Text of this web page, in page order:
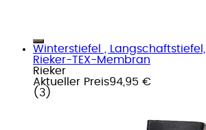
Winterstiefel ,
Rieker-TEX-Membran
Rieker
Aktueller Preis94,95 €
( 3 )